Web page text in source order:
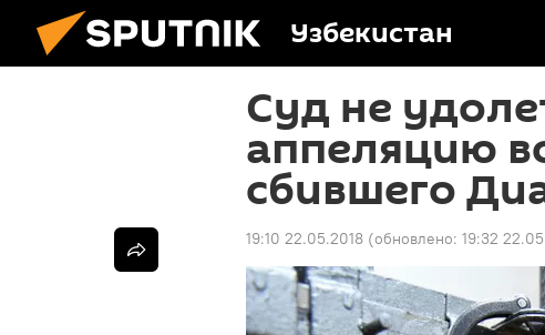
Узбекистан
Суд не
аппеляцию
сбившего
19:10 22.05.2018 (обновлено: 19:32